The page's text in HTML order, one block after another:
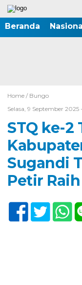
Beranda
Home / Bungo
Selasa, 9 September 2025
STQ ke-
Sugandi
Petir